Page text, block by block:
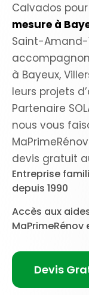
Calvados
mesure à
Saint-Amand-
à Bayeux,
leurs projets
Partenaire
nous vous
devis gratuit
Entreprise
depuis 1990
Accès aux
MaPrimeRénov
Devis